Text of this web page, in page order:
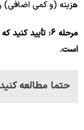
هزینه (و کمی اضافی)
است.
حتما مطالعه